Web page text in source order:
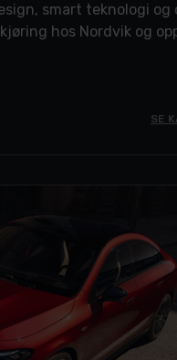
smart teknologi og
hos Nordvik og
SE